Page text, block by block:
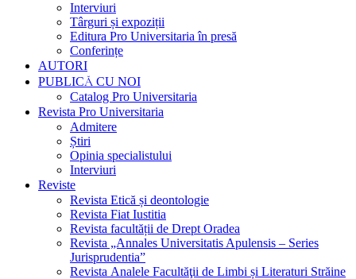
Interviuri
Târguri și expoziții
Editura Pro Universitaria în presă
Conferințe
AUTORI
PUBLICĂ CU NOI
Catalog Pro Universitaria
Revista Pro Universitaria
Admitere
Știri
Opinia specialistului
Interviuri
Reviste
Revista Etică și deontologie
Revista Fiat Iustitia
Revista facultății de Drept Oradea
Revista „Annales Universitatis Apulensis – Series
Jurisprudentia”
Revista Analele Facultăţii de Limbi și Literaturi Străine